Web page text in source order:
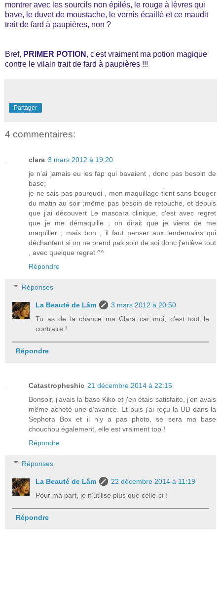
montrer avec les sourcils non épilés, le rouge à lèvres qui
bave, le duvet de moustache, le vernis écaillé et ce maudit
trait de fard à paupières, non ?
Bref, PRIMER POTION , c'est vraiment ma potion magique
contre le vilain trait de fard à paupières !!!
Partager
4 commentaires:
clara 3 mars 2012 à 19:20
je n'ai jamais eu les fap qui bavaient , donc pas besoin de
base;
je ne sais pas pourquoi , mon maquillage tient sans bouger
du matin au soir ;même pas besoin de retouche, et depuis
que j'ai découvert Le mascara clinique, c'est avec regret
que je me démaquille ; on dirait que je viens de me
maquiller ; mais bon , il faut penser aux lendemains qui
déchantent si on ne prend pas soin de soi donc j'enlève tout
, avec quelque regret ^^
Répondre
Réponses
La Beauté de Lâm
3 mars 2012 à 20:50
Tu as de la chance ma Clara car moi, c'est tout le
contraire !
Répondre
Catastropheshic 21 décembre 2014 à 22:15
Bonsoir, j'avais la base Kiko et j'en étais satisfaite, j'en avais
même acheté une d'avance. Et puis j'ai reçu la UD dans la
Sephora Box et il n'y a pas photo, se sera ma base
chouchou également, elle est vraiment top !
Répondre
Réponses
La Beauté de Lâm
22 décembre 2014 à 11:19
Pour ma part, je n'utilise plus que celle-ci !
Répondre